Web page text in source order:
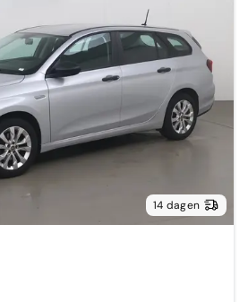
14 dagen